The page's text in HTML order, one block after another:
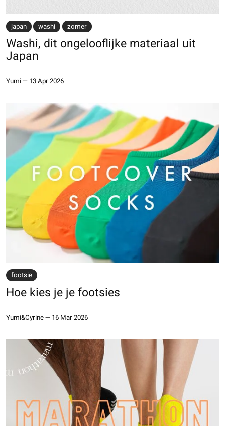
japan washi zomer
Washi, dit ongelooflijke materiaal uit
Japan
Yumi— 13 Apr 2026
footsie
Hoe kies je je footsies
Yumi&Cyrine— 16 Mar 2026